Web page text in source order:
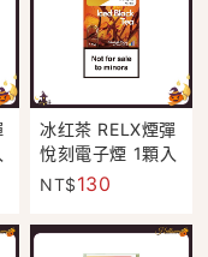
冰红茶 RELX煙彈
悅刻電子煙 1顆入
正品現貨 超商取
NT$130